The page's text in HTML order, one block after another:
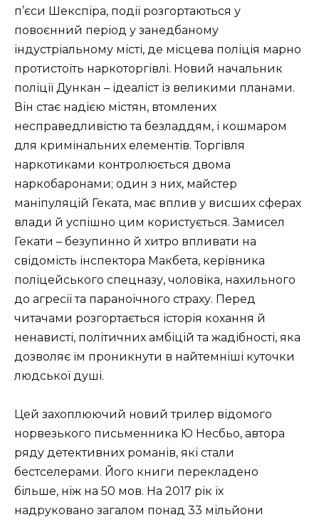
п’єси Шекспіра, події розгортаються у
повоєнний період у занедбаному
індустріальному місті, де місцева поліція марно
протистоїть наркоторгівлі. Новий начальник
поліції Дункан – ідеаліст із великими планами.
Він стає надією містян, втомлених
несправедливістю та безладдям, і кошмаром
для кримінальних елементів. Торгівля
наркотиками контролюється двома
наркобаронами; один з них, майстер
маніпуляцій Геката, має вплив у висших сферах
влади й успішно цим користується. Замисел
Гекати – безупинно й хитро впливати на
свідомість інспектора Макбета, керівника
поліцейського спецназу, чоловіка, нахильного
до агресії та параноїчного страху. Перед
читачами розгортається історія кохання й
ненависті, політичних амбіцій та жадібності, яка
дозволяє їм проникнути в найтемніші куточки
людської душі.
Цей захоплюючий новий трилер відомого
норвезького письменника Ю Несбьо, автора
ряду детективних романів, які стали
бестселерами. Його книги перекладено
більше, ніж на 50 мов. На 2017 рік їх
надруковано загалом понад 33 мільйони